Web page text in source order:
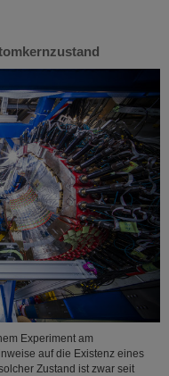
Experiment am
auf die Existenz eines
Zustand ist zwar seit